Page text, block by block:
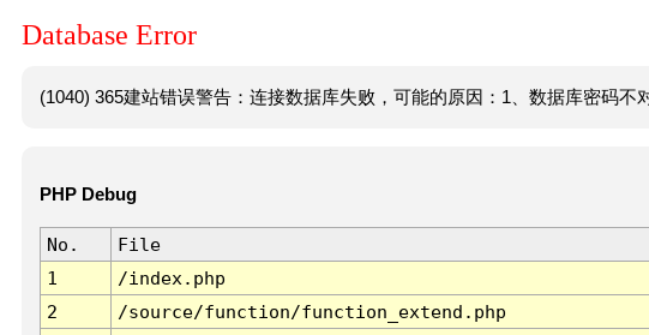
Database Error
(1040) 365建站错误警告：连接数据库失败，可能的原因：1、数据库密码不
PHP Debug
No. File
1
/index.php
2
/source/function/function_extend.php